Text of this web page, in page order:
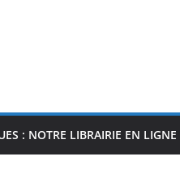
: NOTRE LIBRAIRIE EN LIGNE